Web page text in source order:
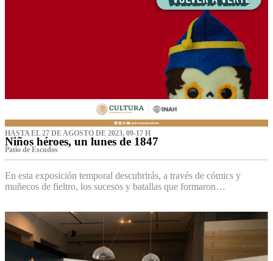
HASTA EL 27 DE AGOSTO DE 2023, 09-17 H
Niños héroes, un lunes de 1847
Patio de Escudos
En esta exposición temporal descubrirás, a través de cómics y
muñecos de fieltro, los sucesos y batallas que formaron…